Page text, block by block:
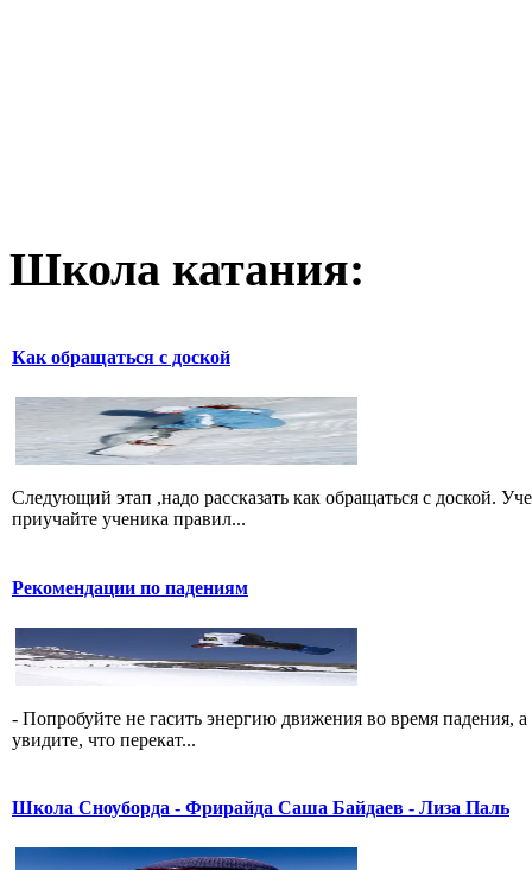
Школа катания:
Как обращаться с доской
Следующий этап ,надо рассказать как обращаться с доской.
приучайте ученика правил...
Рекомендации по падениям
- Попробуйте не гасить энергию движения во время падения,
увидите, что перекат...
Школа Сноуборда - Фрирайда Саша Байдаев - Лиза Паль